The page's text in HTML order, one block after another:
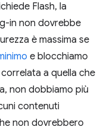
Flash, la
in non dovrebbe
è massima se
e blocchiamo
a quella che
non dobbiamo più
contenuti
non dovrebbero